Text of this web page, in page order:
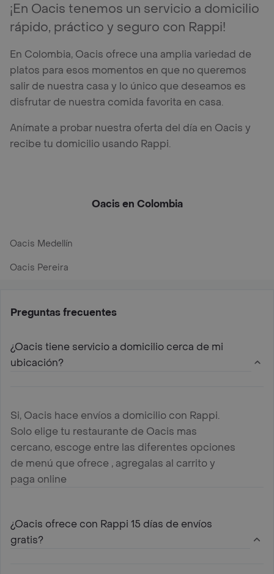
¡En Oacis tenemos un servicio a domicilio
rápido, práctico y seguro con Rappi!
En Colombia, Oacis ofrece una amplia variedad de
platos para esos momentos en que no queremos
salir de nuestra casa y lo único que deseamos es
disfrutar de nuestra comida favorita en casa.
Anímate a probar nuestra oferta del día en Oacis y
recibe tu domicilio usando Rappi.
Oacis en Colombia
Oacis Medellín
Oacis Pereira
Preguntas frecuentes
¿Oacis tiene servicio a domicilio cerca de mi
ubicación?
Si, Oacis hace envíos a domicilio con Rappi.
Solo elige tu restaurante de Oacis mas
cercano, escoge entre las diferentes opciones
de menú que ofrece , agregalas al carrito y
paga online
¿Oacis ofrece con Rappi 15 días de envíos
gratis?